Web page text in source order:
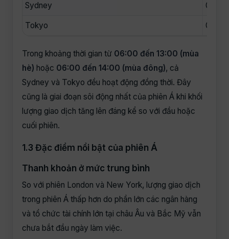
Sydney 05:00
Tokyo 06:00
Trong khoảng thời gian từ 06:00 đến 13:00 (mùa
hè) hoặc 06:00 đến 14:00 (mùa đông), cả
Sydney và Tokyo đều hoạt động đồng thời. Đây
cũng là giai đoạn sôi động nhất của phiên Á khi khối
lượng giao dịch tăng lên đáng kể so với đầu hoặc
cuối phiên.
1.3 Đặc điểm nổi bật của phiên Á
Thanh khoản ở mức trung bình
So với phiên London và New York, lượng giao dịch
trong phiên Á thấp hơn do phần lớn các ngân hàng
và tổ chức tài chính lớn tại châu Âu và Bắc Mỹ vẫn
chưa bắt đầu ngày làm việc.